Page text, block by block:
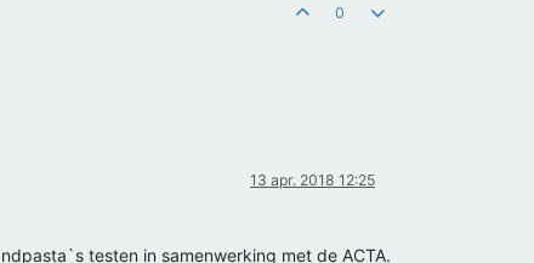
0
13 apr. 2018 12:25
testen in samenwerking met de ACTA.